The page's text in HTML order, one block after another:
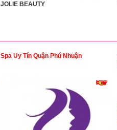
JOLIE BEAUTY
Spa Uy Tín Quận Phú Nhuận